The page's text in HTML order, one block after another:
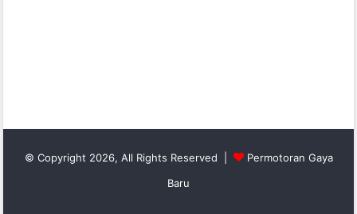
© Copyright 2026, All Rights Reserved |
Permotoran Gaya
Baru